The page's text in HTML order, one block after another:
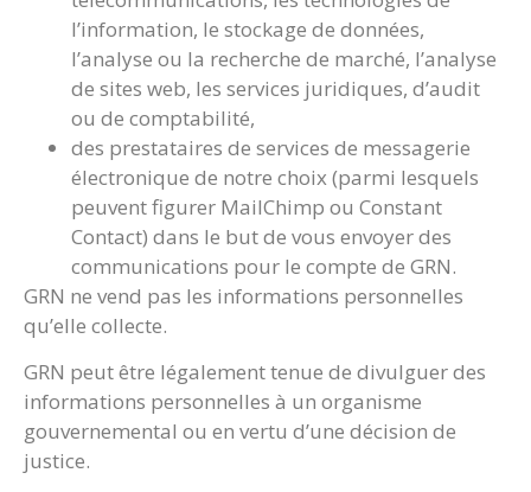
l’information, le stockage de données,
l’analyse ou la recherche de marché, l’analyse
de sites web, les services juridiques, d’audit
ou de comptabilité,
des prestataires de services de messagerie
électronique de notre choix (parmi lesquels
peuvent figurer MailChimp ou Constant
Contact) dans le but de vous envoyer des
communications pour le compte de GRN.
GRN ne vend pas les informations personnelles
qu’elle collecte.
GRN peut être légalement tenue de divulguer des
informations personnelles à un organisme
gouvernemental ou en vertu d’une décision de
justice.